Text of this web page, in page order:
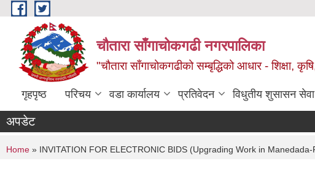
Skip to main content
चौतारा साँगाचोकगढी नगरपालिका
"चौतारा साँगाचोकगढीको सम्बृद्धिको आधार - शिक्षा,
गृहपृष्ठ परिचय वडा कार्यालय प्रतिवेदन विधुतीय शुसासन सेवा
अपडेट
You are here
Home » INVITATION FOR ELECTRONIC BIDS (Upgrading Work in